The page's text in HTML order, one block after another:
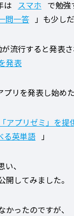
は スマホ
で勉強
問一答 」も少し
流行すると発表さ
発表
リを発表し始めた
アプリゼミ」を提
る英単語 」
、
してみました。
ったのですが、